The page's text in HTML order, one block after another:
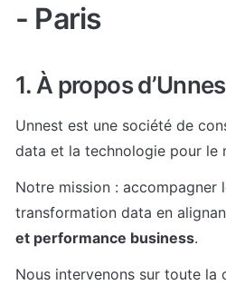
- Paris
1. À propos
Unnest est une société de
data et la technologie pour le
Notre mission : accompagner
transformation data en
et performance business.
Nous intervenons sur toute la